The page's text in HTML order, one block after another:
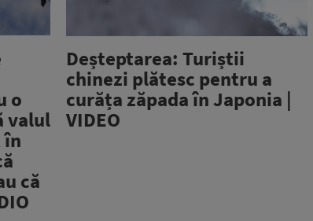
o
valul
în
că
Deșteptarea: Turiștii
chinezi plătesc pentru a
curăța zăpada în Japonia |
VIDEO